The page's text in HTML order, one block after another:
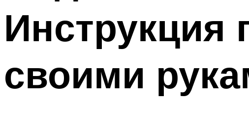
Инструкция
своими